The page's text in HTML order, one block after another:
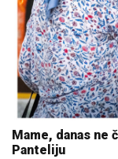
Mame, danas ne
Panteliju